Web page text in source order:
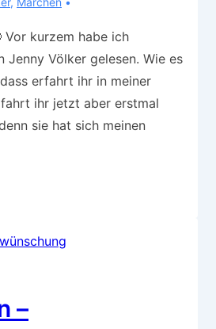
Vor kurzem habe ich
Jenny Völker gelesen. Wie es
erfahrt ihr in meiner
ihr jetzt aber erstmal
sie hat sich meinen
–